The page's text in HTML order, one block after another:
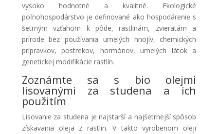
vysoko hodnotné a kvalitné. Ekologické
poľnohospodárstvo je definované ako hospodárenie s
šetrným vzťahom k pôde, rastlinám, zvieratám a
prírode bez používania umelých hnojív, chemických
prípravkov, postrekov, hormónov, umelých látok a
genetickej modifikácie rastlín.
Zoznámte sa s bio olejmi
lisovanými za studena a ich
použitím
Lisovanie za studena je najstarší a najšetrnejší spôsob
získavania oleja z rastlin. V takto vyrobenom oleji